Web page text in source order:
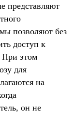
представляют
позволяют без
доступ к
При этом
для
на
он не